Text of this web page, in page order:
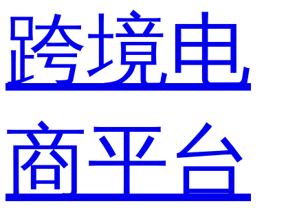
跨境电
商平台